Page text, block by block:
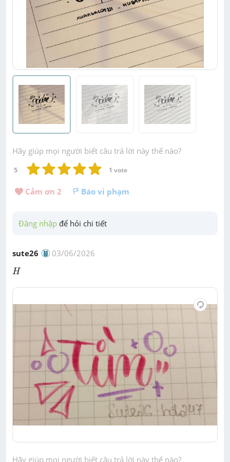
Hãy giúp mọi người biết câu trả lời này thế nào?
5 1 vote
Cảm ơn 2 Báo vi phạm
Đăng nhập để hỏi chi tiết
sute26 03/06/2026
H
H
Hãy giúp mọi người biết câu trả lời này thế nào?